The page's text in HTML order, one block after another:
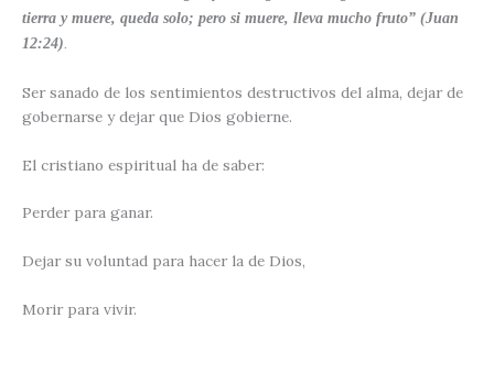
tierra y muere, queda solo; pero si muere, lleva mucho fruto” (Juan
12:24)
Ser sanado de los sentimientos destructivos del alma, dejar de
gobernarse y dejar que Dios gobierne.
El cristiano espiritual ha de saber:
Perder para ganar.
Dejar su voluntad para hacer la de Dios,
Morir para vivir.